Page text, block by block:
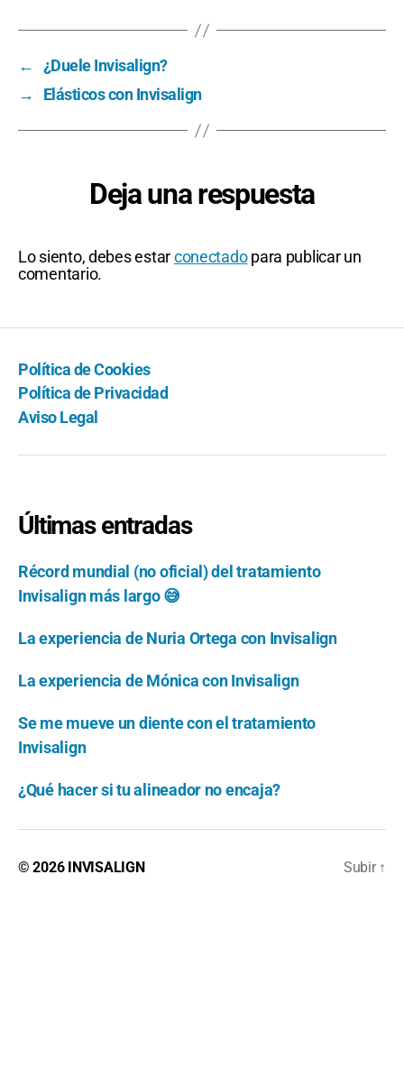
←
¿Duele Invisalign?
→
Elásticos con Invisalign
Deja una respuesta
Lo siento, debes estarconectadopara publicar un
comentario.
Política de Cookies
Política de Privacidad
Aviso Legal
Últimas entradas
Récord mundial (no oficial) del tratamiento
Invisalign más largo 😅
La experiencia de Nuria Ortega con Invisalign
La experiencia de Mónica con Invisalign
Se me mueve un diente con el tratamiento
Invisalign
¿Qué hacer si tu alineador no encaja?
© 2026 INVISALIGN Subir ↑